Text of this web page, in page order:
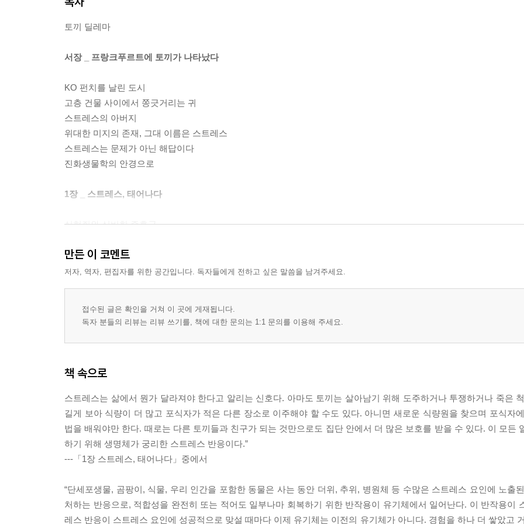
토끼 딜레마
서장 _ 프랑크푸르트에 토끼가 나타났다
KO 펀치를 날린 도시
고층 건물 사이에서 쫑긋거리는 귀
스트레스의 아버지
위대한 미지의 존재, 그대 이름은 스트레스
스트레스는 문제가 아닌 해답이다
진화생물학의 안경으로
1장 _ 스트레스, 태어나다
실험쥐와 신비한 증후군
항상성, 작은 균형들이 만드는 큰 균형
위기에서 늘 도망만 치는 건 아니다
2장 _ 모든 존재에게는 그들만의 서식지가 있다
수온 25도, 최적의 생태계
감정은 거짓말하지 않는다
만든 이 코멘트
저자, 역자, 편집자를 위한 공간입니다. 독자들에게 전하고 싶은 말씀을 남겨주세요.
접수된 글은 확인을 거쳐 이 곳에 게재됩니다.
독자 분들의 리뷰는 리뷰 쓰기를, 책에 대한 문의는 1:1 문의를 이용해 주세요.
책 속으로
스트레스는 삶에서 뭔가 달라져야 한다고 알리는 신호다. 아마도 토끼는 살아남기 위해 도주하거나 투쟁하거나 죽은
길게 보아 식량이 더 많고 포식자가 적은 다른 장소로 이주해야 할 수도 있다. 아니면 새로운 식량원을 찾으며 포식자
법을 배워야만 한다. 때로는 다른 토끼들과 친구가 되는 것만으로도 집단 안에서 더 많은 보호를 받을 수 있다. 이 모든
하기 위해 생명체가 궁리한 스트레스 반응이다.”
---「1장 스트레스, 태어나다」중에서
“단세포생물, 곰팡이, 식물, 우리 인간을 포함한 동물은 사는 동안 더위, 추위, 병원체 등 수많은 스트레스 요인에 노출
처하는 반응으로, 적합성을 완전히 또는 적어도 일부나마 회복하기 위한 반작용이 유기체에서 일어난다. 이 반작용이
레스 반응이 스트레스 요인에 성공적으로 맞설 때마다 이제 유기체는 이전의 유기체가 아니다. 경험을 하나 더 쌓았고